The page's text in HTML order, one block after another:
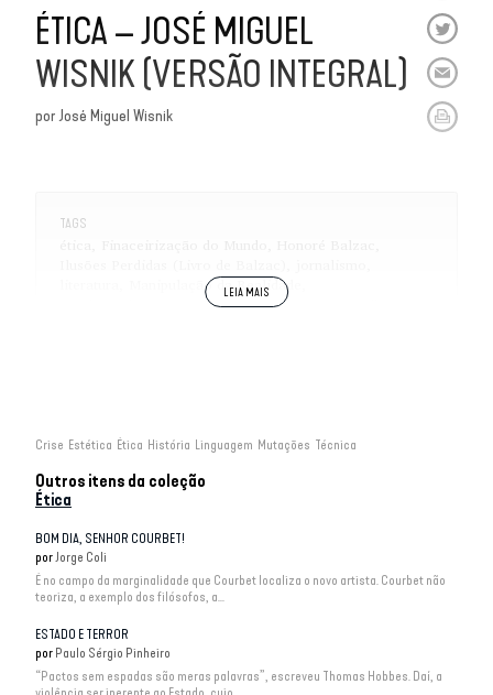
Crise Estética Ética História Linguagem Mutações Técnica
Outros itens da coleção
Ética
BOM DIA, SENHOR COURBET!
por Jorge Coli
É no campo da marginalidade que Courbet localiza o novo artista. Courbet não
teoriza, a exemplo dos filósofos, a...
ESTADO E TERROR
por Paulo Sérgio Pinheiro
“Pactos sem espadas são meras palavras”, escreveu Thomas Hobbes. Daí, a
ÉTICA – JOSÉ MIGUEL
WISNIK (VERSÃO INTEGRAL)
porJosé Miguel Wisnik
TAGS
Manipulação da Realidade
utopia verdade